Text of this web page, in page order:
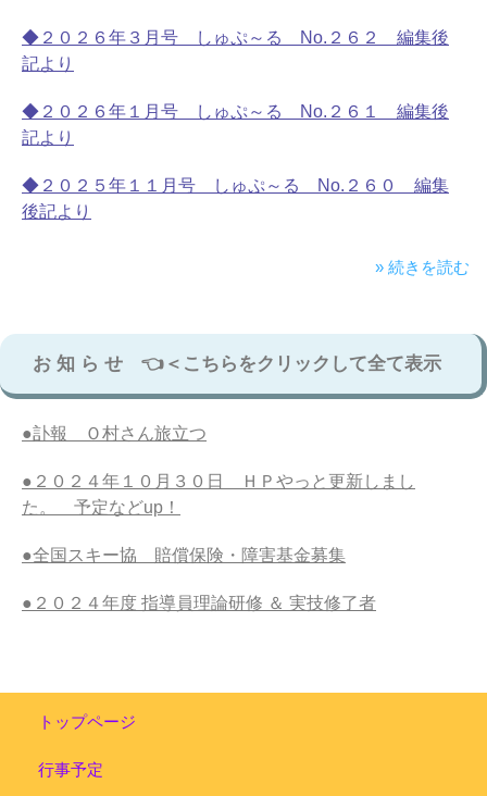
◆２０２６年３月号 しゅぷ～る No.２６２ 編集後
記より
◆２０２６年１月号 しゅぷ～る No.２６１ 編集後
記より
◆２０２５年１１月号 しゅぷ～る No.２６０ 編集
後記より
» 続きを読む
お 知 ら せ 👈＜こちらをクリックして全て表示
●訃報 Ｏ村さん旅立つ
●２０２４年１０月３０日 ＨＰやっと更新しまし
た。 予定などup！
●全国スキー協 賠償保険・障害基金募集
●２０２４年度 指導員理論研修 ＆ 実技修了者
トップページ
行事予定